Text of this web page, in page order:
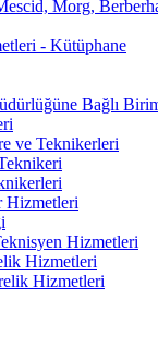
Morg,
- Kütüphane
Bağlı
ve Teknikerleri
Hizmetleri
Hizmetleri
Hizmetleri
Hizmetleri